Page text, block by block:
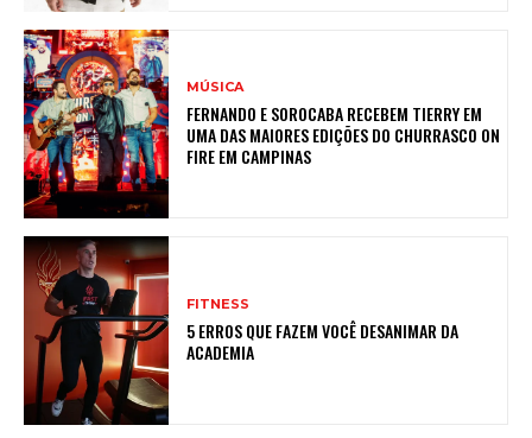
MÚSICA
FERNANDO E SOROCABA RECEBEM TIERRY EM
UMA DAS MAIORES EDIÇÕES DO CHURRASCO ON
FIRE EM CAMPINAS
FITNESS
5 ERROS QUE FAZEM VOCÊ DESANIMAR DA
ACADEMIA